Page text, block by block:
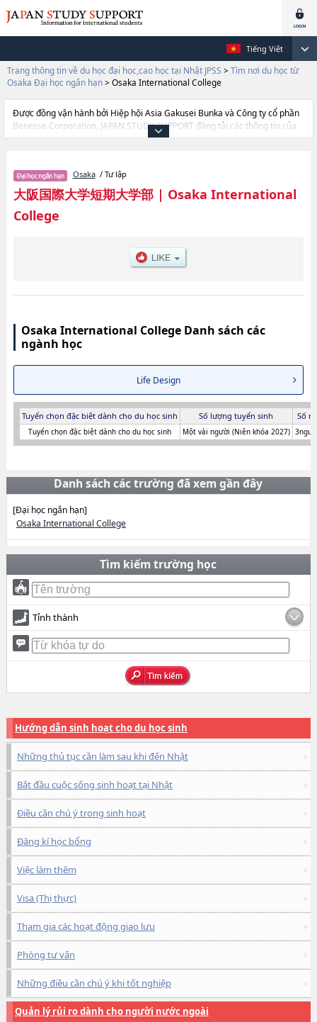
Tiếng Việt
Trang thông tin về du học đại học,cao học tại Nhật JPSS > Tìm nơi du học từ
Osaka Đại học ngắn hạn> Osaka International College
Được đồng vận hành bởi Hiệp hội Asia Gakusei Bunka và Công ty cổ phần
Benesse Corporation, JAPAN STUDY SUPPORT đăng tải các thông tin của
khoảng 1.300 trường đại học, cao học, trường đại học ngắn hạn, trường
thông tin cần thiết dành cho du học sinh, như là về các Ngành Life Design,
thông tin về từng ngành học, thông tin liên quan đến thi tuyển như số
lượng tuyển sinh, số lượng trúng tuyển, cở sở trang thiết bị, hướng dẫn địa
điểm v.v...
Osaka/ Tư lập
大阪国際大学短期大学部| Osaka International
College
Osaka International College Danh sách các
ngành học
Life Design
Tuyển chọn đặc biệt dành cho du học sinh Số lượng tuyển sinh Số
Tuyển chọn đặc biệt dành cho du học sinh Một vài người (Niên khóa 2027)
Danh sách các trường đã xem gần đây
[Đại học ngắn hạn]
Osaka International College
Tìm kiếm trường học
Tỉnh thành
Hướng dẫn sinh hoạt cho du học sinh
Những thủ tục cần làm sau khi đến Nhật
Bắt đầu cuộc sống sinh hoạt tại Nhật
Điều cần chú ý trong sinh hoạt
Đăng kí học bổng
Việc làm thêm
Visa (Thị thực)
Tham gia các hoạt động giao lưu
Phòng tư vấn
Những điều cần chú ý khi tốt nghiệp
Quản lý rủi ro dành cho người nước ngoài